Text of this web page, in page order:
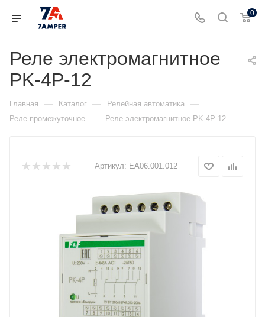
0
Реле электромагнитное
PK-4P-12
Главная — Каталог — Релейная автоматика —
Реле промежуточное — Реле электромагнитное PK-4P-12
Артикул: EA06.001.012